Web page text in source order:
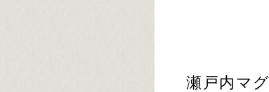
瀬戸内マ